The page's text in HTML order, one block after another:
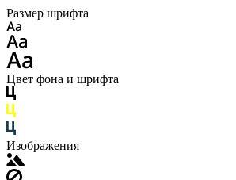
Размер шрифта
Цвет фона и шрифта
Изображения